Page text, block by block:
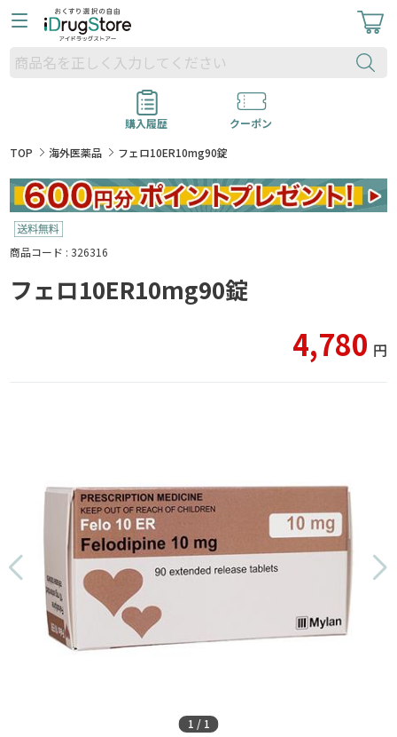
購入履歴
クーポン
TOP
海外医薬品 フェロ10ER10mg90錠
商品コード : 326316
フェロ10ER10mg90錠
4,780 円
1 / 1